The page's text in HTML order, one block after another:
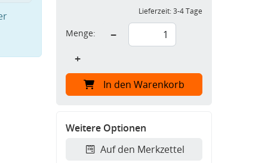
Lieferzeit:3-4 Tage
Menge:
−
+
In den Warenkorb
Weitere Optionen
Auf den Merkzettel